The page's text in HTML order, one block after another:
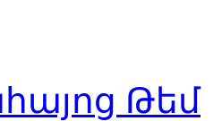
Թեմ